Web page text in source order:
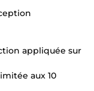
appliquée sur
aux 10